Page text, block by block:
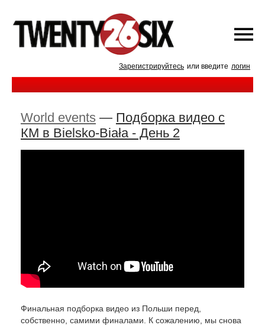
Зарегистрируйтесь или введите логин
World events — Подборка видео с
КМ в Bielsko-Biała - День 2
Финальная подборка видео из Польши перед,
собственно, самими финалами. К сожалению, мы снова